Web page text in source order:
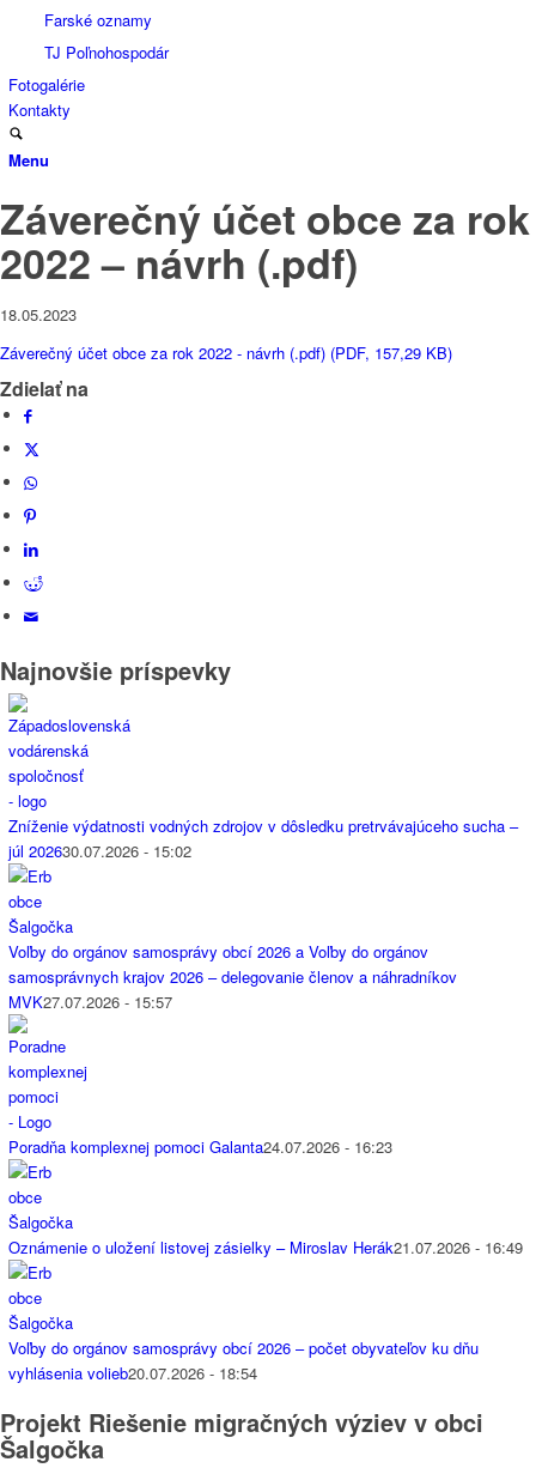
Farské oznamy
TJ Poľnohospodár
Fotogalérie
Kontakty
Menu
Záverečný účet obce za rok
2022 – návrh (.pdf)
18.05.2023
Záverečný účet obce za rok 2022 - návrh (.pdf) (PDF, 157,29 KB)
Zdielať na
Najnovšie príspevky
Zníženie výdatnosti vodných zdrojov v dôsledku pretrvávajúceho sucha –
júl 202630.07.2026 - 15:02
Voľby do orgánov samosprávy obcí 2026 a Voľby do orgánov
samosprávnych krajov 2026 – delegovanie členov a náhradníkov
MVK27.07.2026 - 15:57
Poradňa komplexnej pomoci Galanta24.07.2026 - 16:23
Oznámenie o uložení listovej zásielky – Miroslav Herák21.07.2026 - 16:49
Voľby do orgánov samosprávy obcí 2026 – počet obyvateľov ku dňu
vyhlásenia volieb20.07.2026 - 18:54
Projekt Riešenie migračných výziev v obci
Šalgočka